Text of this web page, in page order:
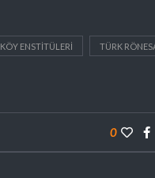
KÖY ENSTITÜLERI TÜRK
0